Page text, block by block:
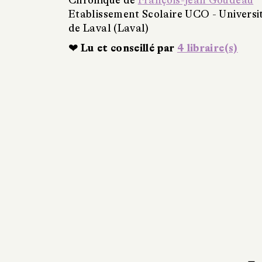
Etablissement Scolaire UCO -
de Laval (Laval)
❤ Lu et conseillé par 4 libraire(s)